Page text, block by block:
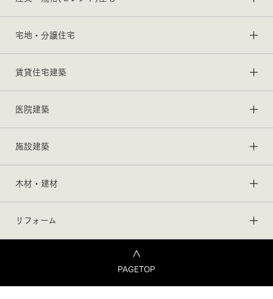
宅地・分譲住宅
賃貸住宅建築
医院建築
施設建築
木材・建材
リフォーム
PAGETOP